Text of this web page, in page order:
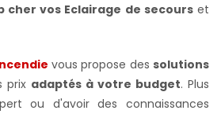
cher vos Eclairage de secourset
vous propose dessolutions
prix adaptés à votre budget. Plus
ou d'avoir des connaissances